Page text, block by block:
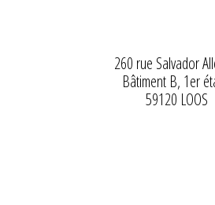
260 rue Salvador
Bâtiment B, 1er
59120 LOOS